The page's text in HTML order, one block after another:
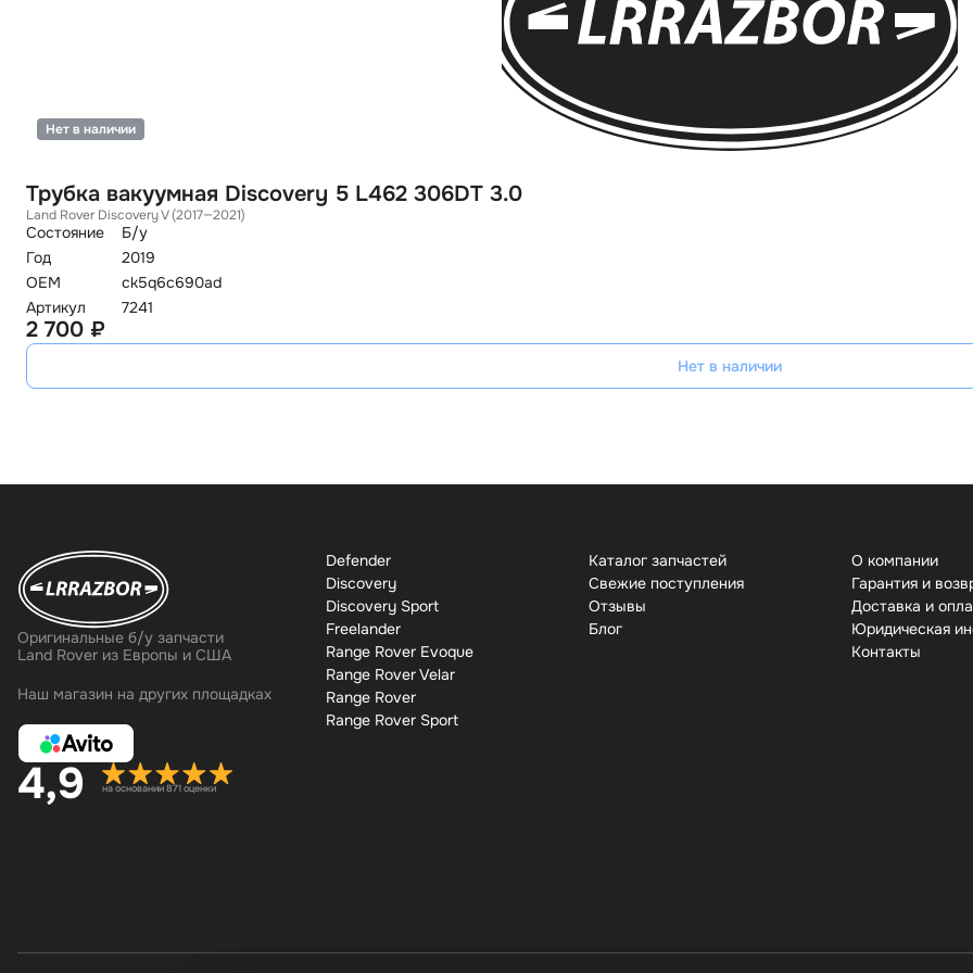
Трубка вакуумная Discovery 5 L462 306DT 3.0
Land Rover Discovery V (2017—2021)
Состояние
Б/у
Год
2019
OEM
ck5q6c690ad
Артикул
7241
Нет в наличии
2 700 ₽
Нет в наличии
Оригинальные б/у запчасти
Land Rover из Европы и США
Наш магазин на других площадках
4,9 на основании 871 оценки
Defender
Discovery
Discovery Sport
Freelander
Range Rover Evoque
Range Rover Velar
Range Rover
Range Rover Sport
Каталог запчастей
Свежие поступления
Отзывы
Бло
О компании
Гарантия и
Доставка и
Юридическая
Контакты